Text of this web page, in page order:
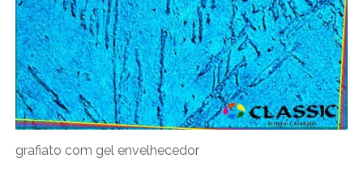
grafiato com gel envelhecedor